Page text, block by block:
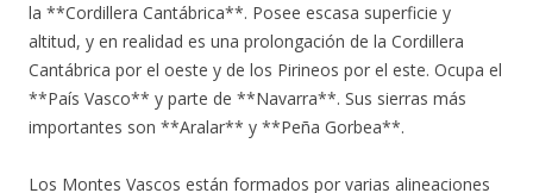
la **Cordillera Cantábrica**. Posee escasa superficie y
altitud, y en realidad es una prolongación de la Cordillera
Cantábrica por el oeste y de los Pirineos por el este. Ocupa el
**País Vasco** y parte de **Navarra**. Sus sierras más
importantes son **Aralar** y **Peña Gorbea**.
Los Montes Vascos están formados por varias alineaciones